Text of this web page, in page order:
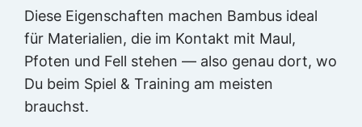
Diese Eigenschaften machen Bambus ideal
für Materialien, die im Kontakt mit Maul,
Pfoten und Fell stehen — also genau dort, wo
Du beim Spiel & Training am meisten
brauchst.